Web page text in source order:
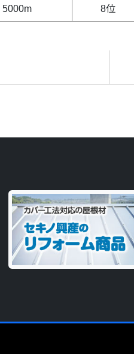
5000m 8位